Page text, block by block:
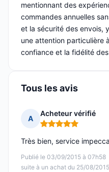
mentionnant des
commandes annuelles
et la sécurité des envois,
une attention particulière
confiance et la fidélité
Tous les avis
A
Acheteur vérifié
Note : 5 sur 5
Publié le 03/09/2015 à 07h58
suite à un achat du 25/08/2015
Très bien, service